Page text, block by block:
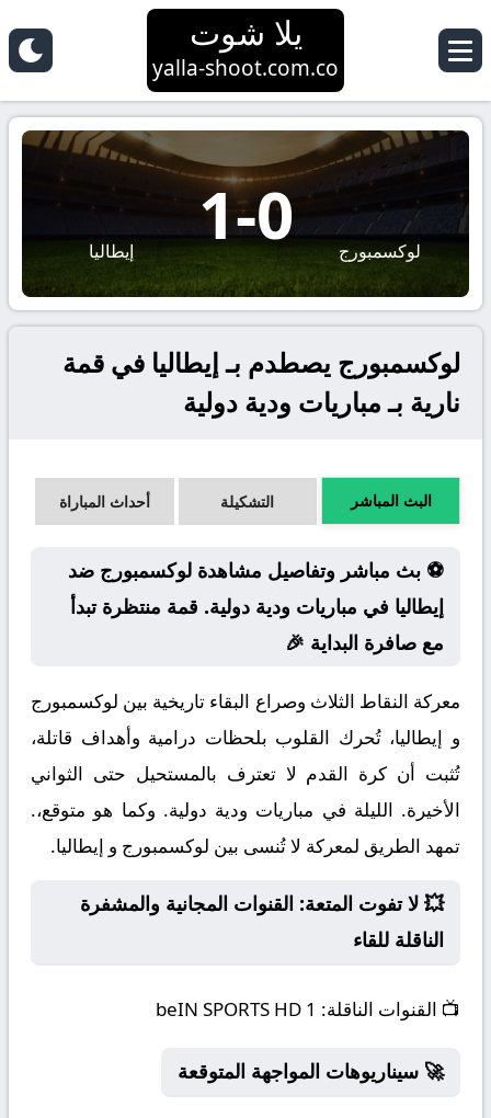
يلا شوت
yalla-shoot.com.co
لوكسمبورج 0
-
1 إيطاليا
لوكسمبورج يصطدم بـ إيطاليا في قمة
نارية بـ مباريات ودية دولية
البث المباشر التشكيلة أحداث المباراة
⚽ بث مباشر وتفاصيل مشاهدة لوكسمبورج ضد
إيطاليا في مباريات ودية دولية. قمة منتظرة تبدأ
مع صافرة البداية 🎉
معركة النقاط الثلاث وصراع البقاء تاريخية بين لوكسمبورج
و إيطاليا، تُحرك القلوب بلحظات درامية وأهداف قاتلة،
تُثبت أن كرة القدم لا تعترف بالمستحيل حتى الثواني
الأخيرة. الليلة في مباريات ودية دولية. وكما هو متوقع،.
تمهد الطريق لمعركة لا تُنسى بين لوكسمبورج و إيطاليا.
💥 لا تفوت المتعة: القنوات المجانية والمشفرة
الناقلة للقاء
📺 القنوات الناقلة:
🚀 سيناريوهات المواجهة المتوقعة